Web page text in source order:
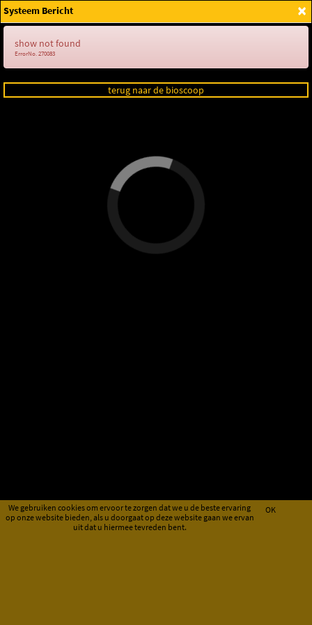
Login
We gebruiken cookies om ervoor te zorgen dat we u de beste ervaring
op onze website bieden, als u doorgaat op deze website gaan we ervan
uit dat u hiermee tevreden bent.
OK
×
Systeem Bericht
show not found
ErrorNo. 270083
terug naar de bioscoop